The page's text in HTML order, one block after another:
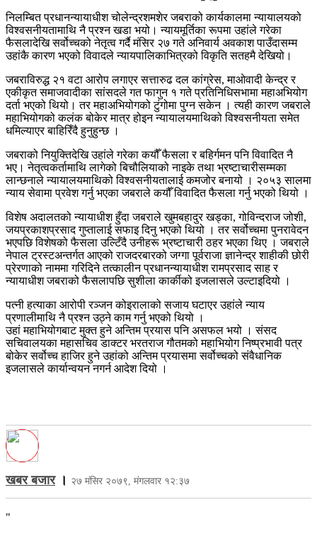
निलम्बित प्रधानन्यायाधीश चोलेन्द्रशमशेर जबराको कार्यकालमा न्यायालयको
विश्वसनीयतामाथि नै प्रश्न खडा भयो। न्यायमूर्तिका रूपमा उहांले गरेका
फैसलादेखि सर्वोच्चको नेतृत्व गर्दै मंसिर २७ गते अनिवार्य अवकाश पाउँदासम्म
उहांकै कारण भएको विवादले न्यायपालिकाभित्रको विकृति सतहमै देखियो।
जबराविरुद्ध २१ वटा आरोप लगाएर सत्तारुढ दल कांग्रेस, माओवादी केन्द्र र
एकीकृत समाजवादीका सांसदले गत फागुन १ गते प्रतिनिधिसभामा महाअभियोग
दर्ता भएको थियो। तर महाअभियोगको टुंगोमा पुग्न सकेन । त्यही कारण जबराले
महाभियोगको कलंक बोकेर मात्र होइन न्यायालयमाथिको विश्वसनीयता समेत
धमिल्याएर बाहिरिँदै हुनुहुन्छ ।
जबराको नियुक्तिदेखि उहांले गरेका कयौँ फैसला र बहिर्गमन पनि विवादित नै
भए। नेतृत्वकर्तामाथि लागेको बिचौलियाको नाइके तथा भ्रष्टाचारीसम्मका
लान्छनाले न्यायालयमाथिको विश्वसनीयतालाई कमजोर बनायो । २०५३ सालमा
न्याय सेवामा प्रवेश गर्नु भएका जबराले कयौँ विवादित फैसला गर्नु भएको थियो ।
विशेष अदालतको न्यायाधीश हुँदा जबराले खुमबहादुर खड्का, गोविन्दराज जोशी,
जयप्रकाशप्रसाद गुप्तालाई सफाइ दिनु भएको थियो । तर सर्वोच्चमा पुनरावेदन
भएपछि विशेषको फैसला उल्टिँदै उनीहरू भ्रष्टाचारी ठहर भएका थिए । जबराले
नेपाल ट्रस्टअन्तर्गत आएको राजदरबारको जग्गा पूर्वराजा ज्ञानेन्द्र शाहीकी छोरी
प्रेरणाको नाममा गरिदिने तत्कालीन प्रधानन्यायाधीश रामप्रसाद साह र
न्यायाधीश जबराको फैसलापछि सुशीला कार्कीको इजलासले उल्टाइदियो ।
पत्नी हत्याका आरोपी रञ्जन कोइरालाको सजाय घटाएर उहांले न्याय
प्रणालीमाथि नै प्रश्न उठ्ने काम गर्नु भएको थियो ।
उहां महाभियोगबाट मुक्त हुने अन्तिम प्रयास पनि असफल भयो । संसद
सचिवालयका महासचिव डाक्टर भरतराज गौतमको महाभियोग निष्प्रभावी पत्र
बोकेर सर्वोच्च हाजिर हुने उहांको अन्तिम प्रयासमा सर्वोच्चको संवैधानिक
इजलासले कार्यान्वयन नगर्न आदेश दियो ।
खबर बजार। २७ मंसिर २०७९, मंगलवार १२:३७
"